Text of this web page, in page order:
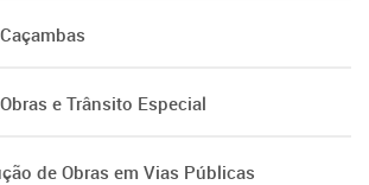
e Trânsito Especial
de Obras em Vias Públicas